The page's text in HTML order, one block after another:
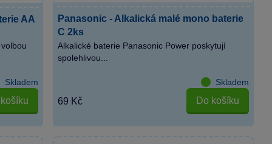
AA
Skladem
Panasonic - Alkalická malé mono baterie
C 2ks
Alkalické baterie Panasonic Power poskytují
spolehlivou...
Skladem
69 Kč Do košíku